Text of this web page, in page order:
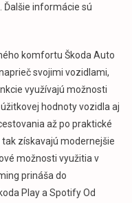
Ďalšie informácie sú
komfortu Škoda Auto
svojimi vozidlami,
využívajú možnosti
hodnoty vozidla aj
až po praktické
získavajú modernejšie
možnosti využitia v
prináša do
Play a Spotify Od